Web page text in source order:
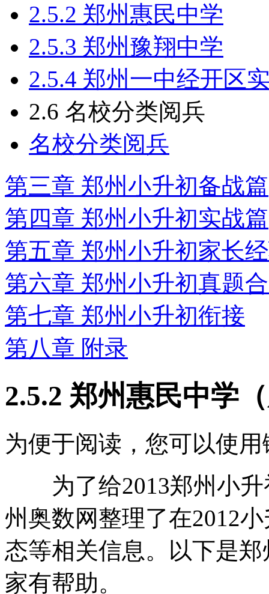
2.5.2 郑州惠民中学
2.5.3 郑州豫翔中学
2.5.4 郑州一中经开区
2.6 名校分类阅兵
名校分类阅兵
第三章 郑州小升初备战篇
第四章 郑州小升初实战篇
第五章 郑州小升初家长
第六章 郑州小升初真题
第七章 郑州小升初衔接
第八章 附录
2.5.2 郑州惠民中学
为便于阅读，您可以使
为了给2013郑州小升
州奥数网整理了在2012
态等相关信息。以下是
家有帮助。